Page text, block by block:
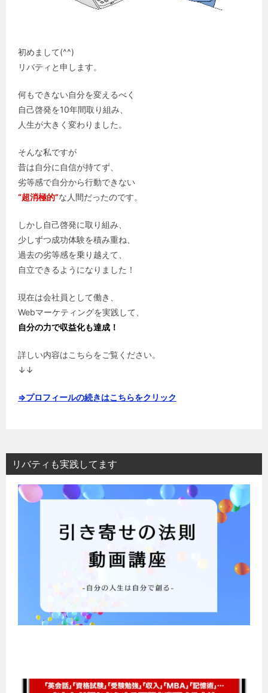
初めまして(^^)
リバティと申します。
何もできない自分を変えるべく
自己啓発を10年間取り組み、
人生が大きく変わりました。
そんな私ですが
昔は自分に自信が持てず、
劣等感で自分から行動できない
“超消極的”な人間だったのです。
しかし自己啓発に取り組み、
少しずつ成功体験を積み重ね、
過去の劣等感を乗り越えて、
自立できるようになりました！
現在は会社員として働き、
Webマーケティングを実践して、
自分の力で収益化も達成！
詳しい内容はこちらをご覧ください。
↓↓
⇒プロフィールの続きはこちらをクリック
リバティも実践してます